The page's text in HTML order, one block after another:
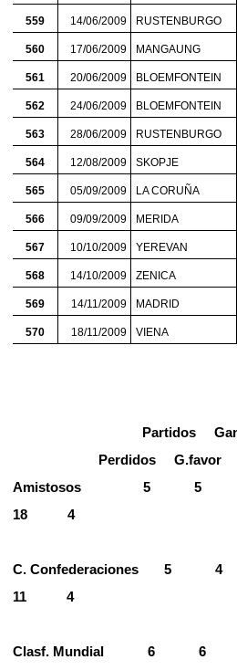
559 14/06/2009 RUSTENBURGO
560 17/06/2009 MANGAUNG
561 20/06/2009 BLOEMFONTEIN
562 24/06/2009 BLOEMFONTEIN
563 28/06/2009 RUSTENBURGO
564 12/08/2009 SKOPJE
565 05/09/2009 LA CORUÑA
566 09/09/2009 MERIDA
567 10/10/2009 YEREVAN
568 14/10/2009 ZENICA
569 14/11/2009 MADRID
570 18/11/2009 VIENA
Partidos
Perdidos
G.favor
Amistosos
5 5
18
4
C. Confederaciones 5 4
11
4
Clasf. Mundial 6 6